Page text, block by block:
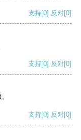
支持[0] 反对[0]
支持[0] 反对[0]
支持[0] 反对[0]